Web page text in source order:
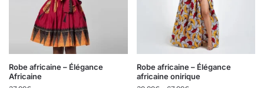
Robe africaine – Élégance
Africaine
Robe africaine – Élégance
africaine onirique